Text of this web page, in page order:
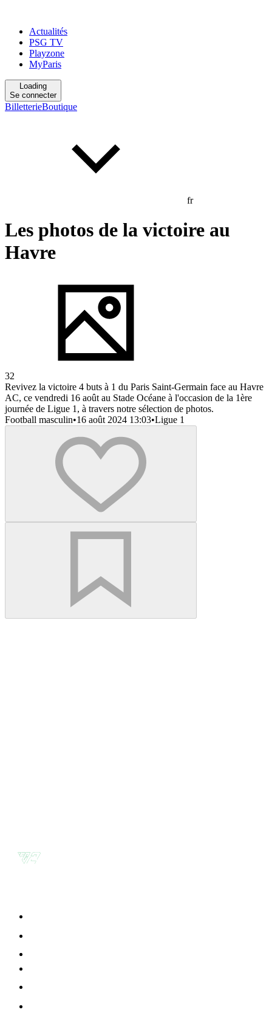
Actualités
PSG TV
Playzone
MyParis
Loading
Se connecter
BilletterieBoutique
fr
Les photos de la victoire au
Havre
32
Revivez la victoire 4 buts à 1 du Paris Saint-Germain face au Havre
AC, ce vendredi 16 août au Stade Océane à l'occasion de la 1ère
journée de Ligue 1, à travers notre sélection de photos.
Football masculin•16 août 2024 13:03•Ligue 1